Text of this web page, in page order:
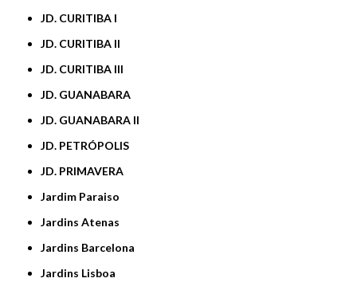
JD. CURITIBA I
JD. CURITIBA II
JD. CURITIBA III
JD. GUANABARA
JD. GUANABARA II
JD. PETRÓPOLIS
JD. PRIMAVERA
Jardim Paraiso
Jardins Atenas
Jardins Barcelona
Jardins Lisboa